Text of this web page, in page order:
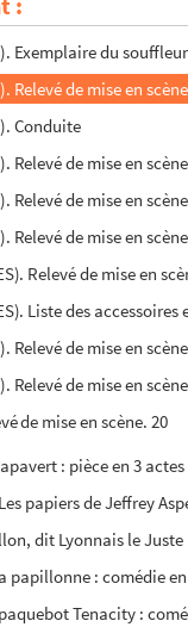
Relevé de mise en
Exemplaire du souffleur
Relevé de mise en
Conduite
Relevé de mise en
Relevé de mise en
Relevé de mise en
Relevé de mise en
Liste des
Relevé de mise en
Relevé de mise en
de mise en scène. 20
: pièce en 3
papiers de Jeffrey
dit Lyonnais le Juste
papillonne : comédie en
Tenacity :